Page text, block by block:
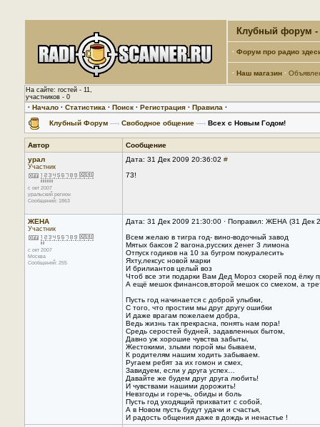
Клубный форум -
· Форум про радио
· Наш магазин ·
На сайте: гостей - 11,
участников - 0
· Начало · Статистика · Поиск · Регистрация · Правила ·
Клубный Форум —› Свободное общение —› Всех с Новым Годом!
Автор
Сообщение
урал
Участник
с окт 2007
уральский регион
Сообщений: 1863
Дата: 31 Дек 2009 20:36:02 #
73!
ЖЕНА
Участник
с окт 2007
Москва
Сообщений: 255
Дата: 31 Дек 2009 21:30:00 · Поправил: ЖЕНА (31 Дек
Всем желаю в тигра год- вино-водочный завод
Мятых баксов 2 вагона,русских денег 3 лимона
Отпуск годиков на 10 за бугром покуралесить
Яхту,лексус новой марки
И брилиантов целый воз
Чтоб все эти подарки Вам Дед Мороз скорей под ёлку
А ещё мешок финансов,второй мешок со смехом, а
Пусть год начинается с доброй улыбки,
С того, что простим мы друг другу ошибки
И даже врагам пожелаем добра,
Ведь жизнь так прекрасна, понять нам пора!
Средь серостей будней, задавленных бытом,
Давно уж хорошие чувства забыты,
Жестокими, злыми порой мы бываем,
К родителям нашим ходить забываем.
Ругаем ребят за их гомон и смех,
Завидуем, если у друга успех…
Давайте же будем друг друга любить!
И чувствами нашими дорожить!
Невзгоды и горечь, обиды и боль
Пусть год уходящий прихватит с собой,
А в Новом пусть будут удачи и счастья,
И радость общения даже в дождь и ненастье !